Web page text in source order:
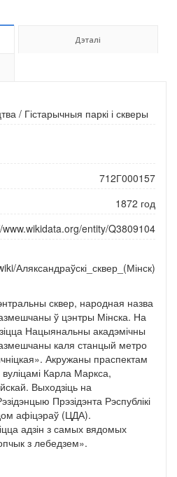
Дэталі
/ Гістарычныя паркі і скверы
712Г000157
1872 год
www.wikidata.org/entity/Q3809104
Аляксандраўскі_сквер_(Мінск)
сквер, народная назва
ў цэнтры Мінска. На
Нацыянальны акадэмічны
каля станцый метро
Акружаны праспектам
Карла Маркса,
Выходзіць на
Прэзідэнта Рэспублікі
афіцэраў (ЦДА).
адзін з самых вядомых
з лебедзем».